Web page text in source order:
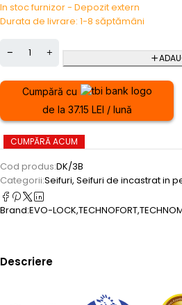
In stoc furnizor - Depozit extern
Durata de livrare: 1-8 săptămâni
Cumpără cu
de la 37.15 LEI / lună
CUMPĂRĂ ACUM
Cod produs:DK/3B
Categorii:Seifuri, Seifuri de incastrat in
Brand:EVO-LOCK,TECHNOFORT,
Descriere